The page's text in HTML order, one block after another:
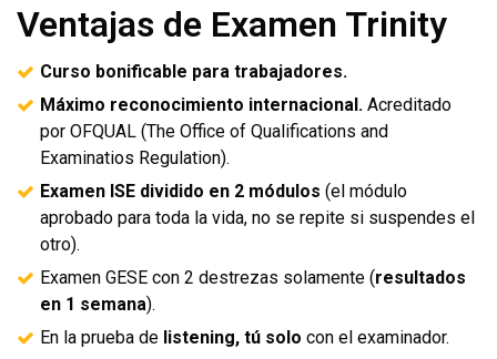
Ventajas de Examen Trinity
Curso bonificable para trabajadores.
Máximo reconocimiento internacional. Acreditado
por OFQUAL (The Office of Qualifications and
Examinatios Regulation).
Examen ISE dividido en 2 módulos (el módulo
aprobado para toda la vida, no se repite si suspendes el
otro).
Examen GESE con 2 destrezas solamente (resultados
en 1 semana).
En la prueba de listening, tú solo con el examinador.